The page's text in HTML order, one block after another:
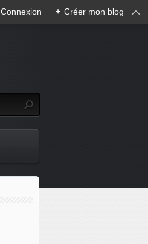
Connexion + Créer mon blog